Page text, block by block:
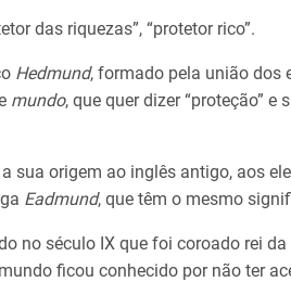
das riquezas”, “protetor rico”.
Hedmund, formado pela união dos
mundo, que quer dizer “proteção” e
sua origem ao inglês antigo, aos
Eadmund, que têm o mesmo
no século IX que foi coroado rei
ficou conhecido por não ter